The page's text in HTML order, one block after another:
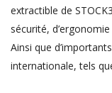
extractible de
sécurité,
Ainsi que
internationale, tels